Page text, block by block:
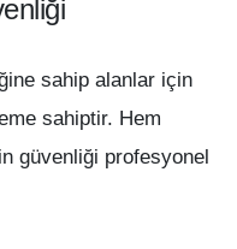
sahip alanlar için
sahiptir. Hem
güvenliği profesyonel